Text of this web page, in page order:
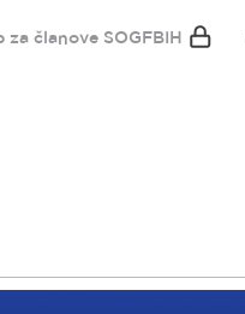
za članove SOGFBIH